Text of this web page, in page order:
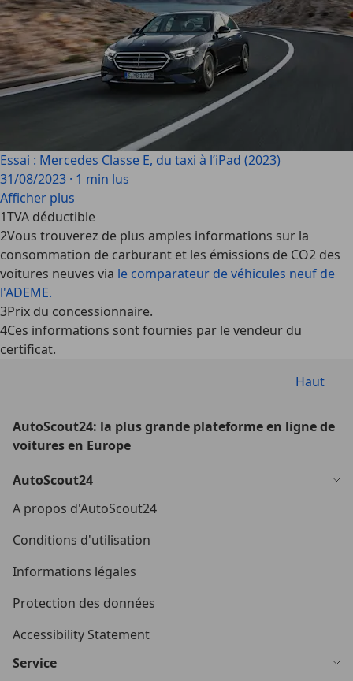
Essai : Mercedes Classe E, du taxi à l’iPad (2023)
31/08/2023 · 1 min lus
Afficher plus
1TVA déductible
2Vous trouverez de plus amples informations sur la
consommation de carburant et les émissions de CO2 des
voitures neuves via le comparateur de véhicules neuf de
l'ADEME.
3Prix du concessionnaire.
4Ces informations sont fournies par le vendeur du
certificat.
Haut
AutoScout24: la plus grande plateforme en ligne de
voitures en Europe
AutoScout24
A propos d'AutoScout24
Conditions d'utilisation
Informations légales
Protection des données
Accessibility Statement
Service